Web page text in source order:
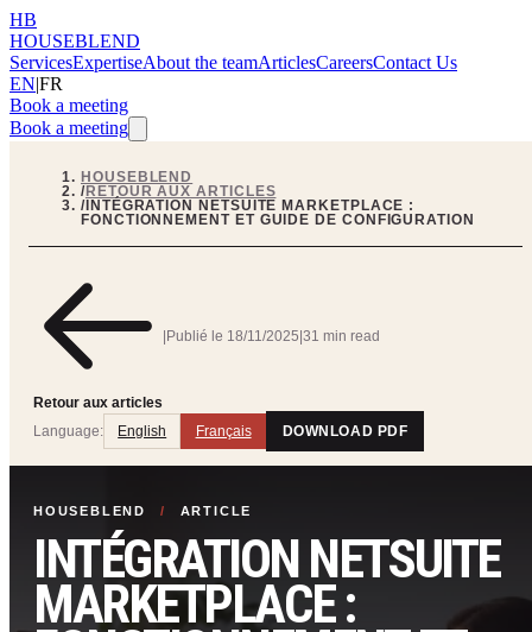
HB
HOUSEBLEND
ServicesExpertiseAbout the teamArticlesCareersContact Us
EN|FR
Book a meeting
Book a meeting
HOUSEBLEND
/RETOUR AUX ARTICLES
/INTÉGRATION NETSUITE MARKETPLACE :
FONCTIONNEMENT ET GUIDE DE CONFIGURATION
Retour aux articles
Publié le 18/11/2025 31 min read
Language: English Français DOWNLOAD PDF
HOUSEBLEND / ARTICLE
INTÉGRATION NETSUITE
MARKETPLACE :